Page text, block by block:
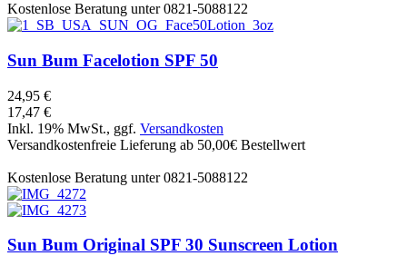
Kostenlose Beratung unter 0821-5088122
Sun Bum Facelotion SPF 50
24,95 €
17,47 €
Inkl. 19% MwSt., ggf. Versandkosten
Versandkostenfreie Lieferung ab 50,00€ Bestellwert
Kostenlose Beratung unter 0821-5088122
Sun Bum Original SPF 30 Sunscreen Lotion